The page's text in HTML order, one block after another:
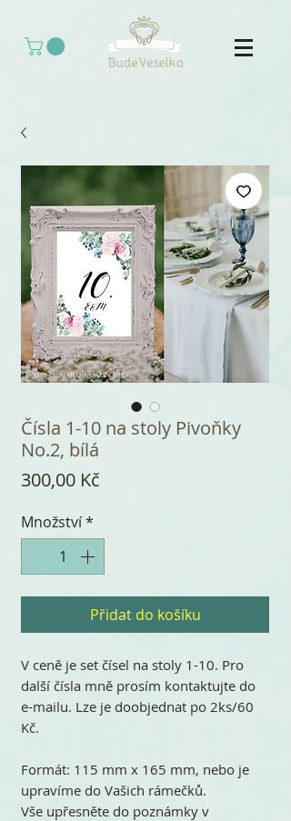
Čísla 1-10 na stoly Pivoňky
No.2, bílá
300,00 Kč
Množství*
Přidat do košíku
V ceně je set čísel na stoly 1-10. Pro
další čísla mně prosím kontaktujte do
e-mailu. Lze je doobjednat po 2ks/60
Kč.
Formát: 115 mm x 165 mm, nebo je
upravíme do Vašich rámečků.
Vše upřesněte do poznámky v